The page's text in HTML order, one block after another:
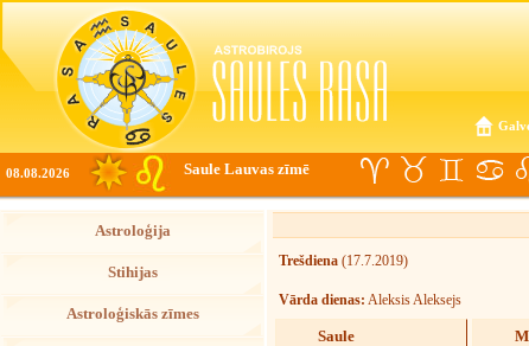
08.08.2026 Saule Lauvas zīmē
Astroloģija
Stihijas
Astroloģiskās zīmes
Trešdiena (17.7.2019)
Vārda dienas: Aleksis Aleksejs
Saule